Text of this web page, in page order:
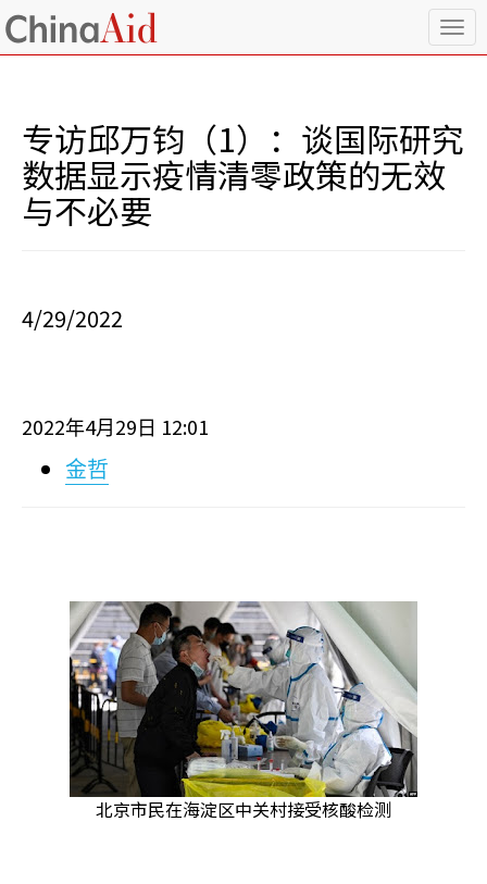
T
o
e
n
专访邱万钧（1）：谈国际研究
数据显示疫情清零政策的无效
与不必要
4/29/2022
2022年4月 29 日 12:01
金哲
北京市民在海淀区中关村接受核酸检测